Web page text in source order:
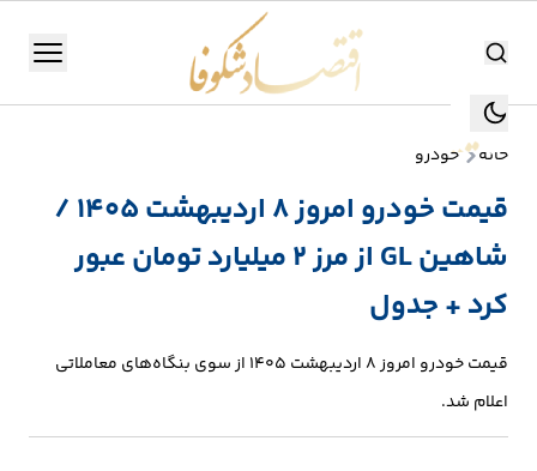
جستجو جستجو
منو
تولید
و
صنعت
انرژی
خانه خودرو
قیمت خودرو امروز 8 اردیبهشت 1405 /
شاهین GL از مرز 2 میلیارد تومان عبور
کرد + جدول
قیمت خودرو امروز 8 اردیبهشت 1405 از سوی بنگاه‌های معاملاتی
اعلام شد.